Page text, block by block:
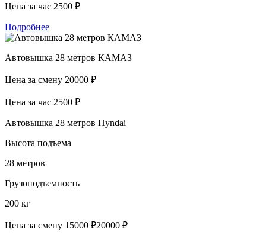
Цена за час 2500 ₽
Подробнее
Автовышка 28 метров КАМАЗ
Цена за смену 20000 ₽
Цена за час 2500 ₽
Автовышка 28 метров Hyndai
Высота подъема
28 метров
Грузоподъемность
200 кг
Цена за смену 15000 ₽20000 ₽